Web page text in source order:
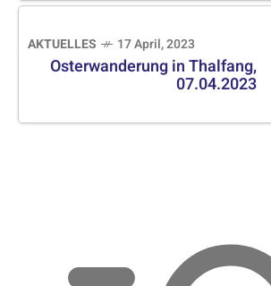
AKTUELLES 17 April, 2023
Osterwanderung in Thalfang,
07.04.2023